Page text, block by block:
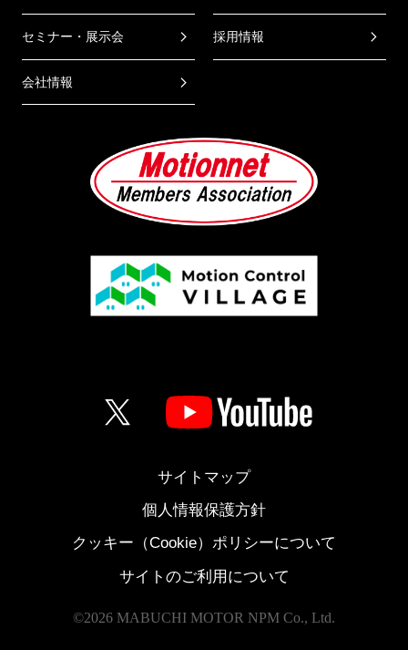
セミナー・展示会 採用情報
会社情報
サイトマップ
個人情報保護方針
クッキー（Cookie）ポリシーについて
サイトのご利用について
©2026 MABUCHI MOTOR NPM Co., Ltd.